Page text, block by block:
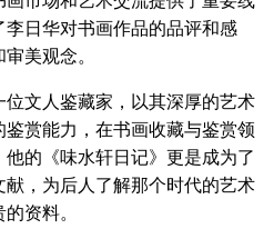
日华对书画作品的品评和感
美观念。
文人鉴藏家，以其深厚的艺术
赏能力，在书画收藏与鉴赏领
的《味水轩日记》更是成为了
，为后人了解那个时代的艺术
资料。